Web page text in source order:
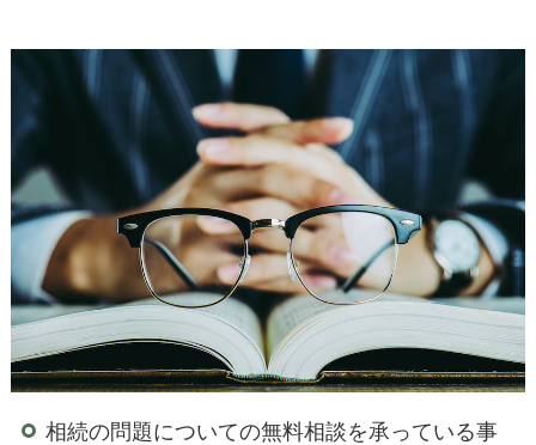
相続の問題についての無料相談を承っている事